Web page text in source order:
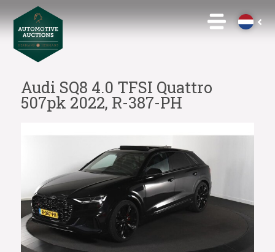
Audi SQ8 4.0 TFSI Quattro
507pk 2022, R-387-PH